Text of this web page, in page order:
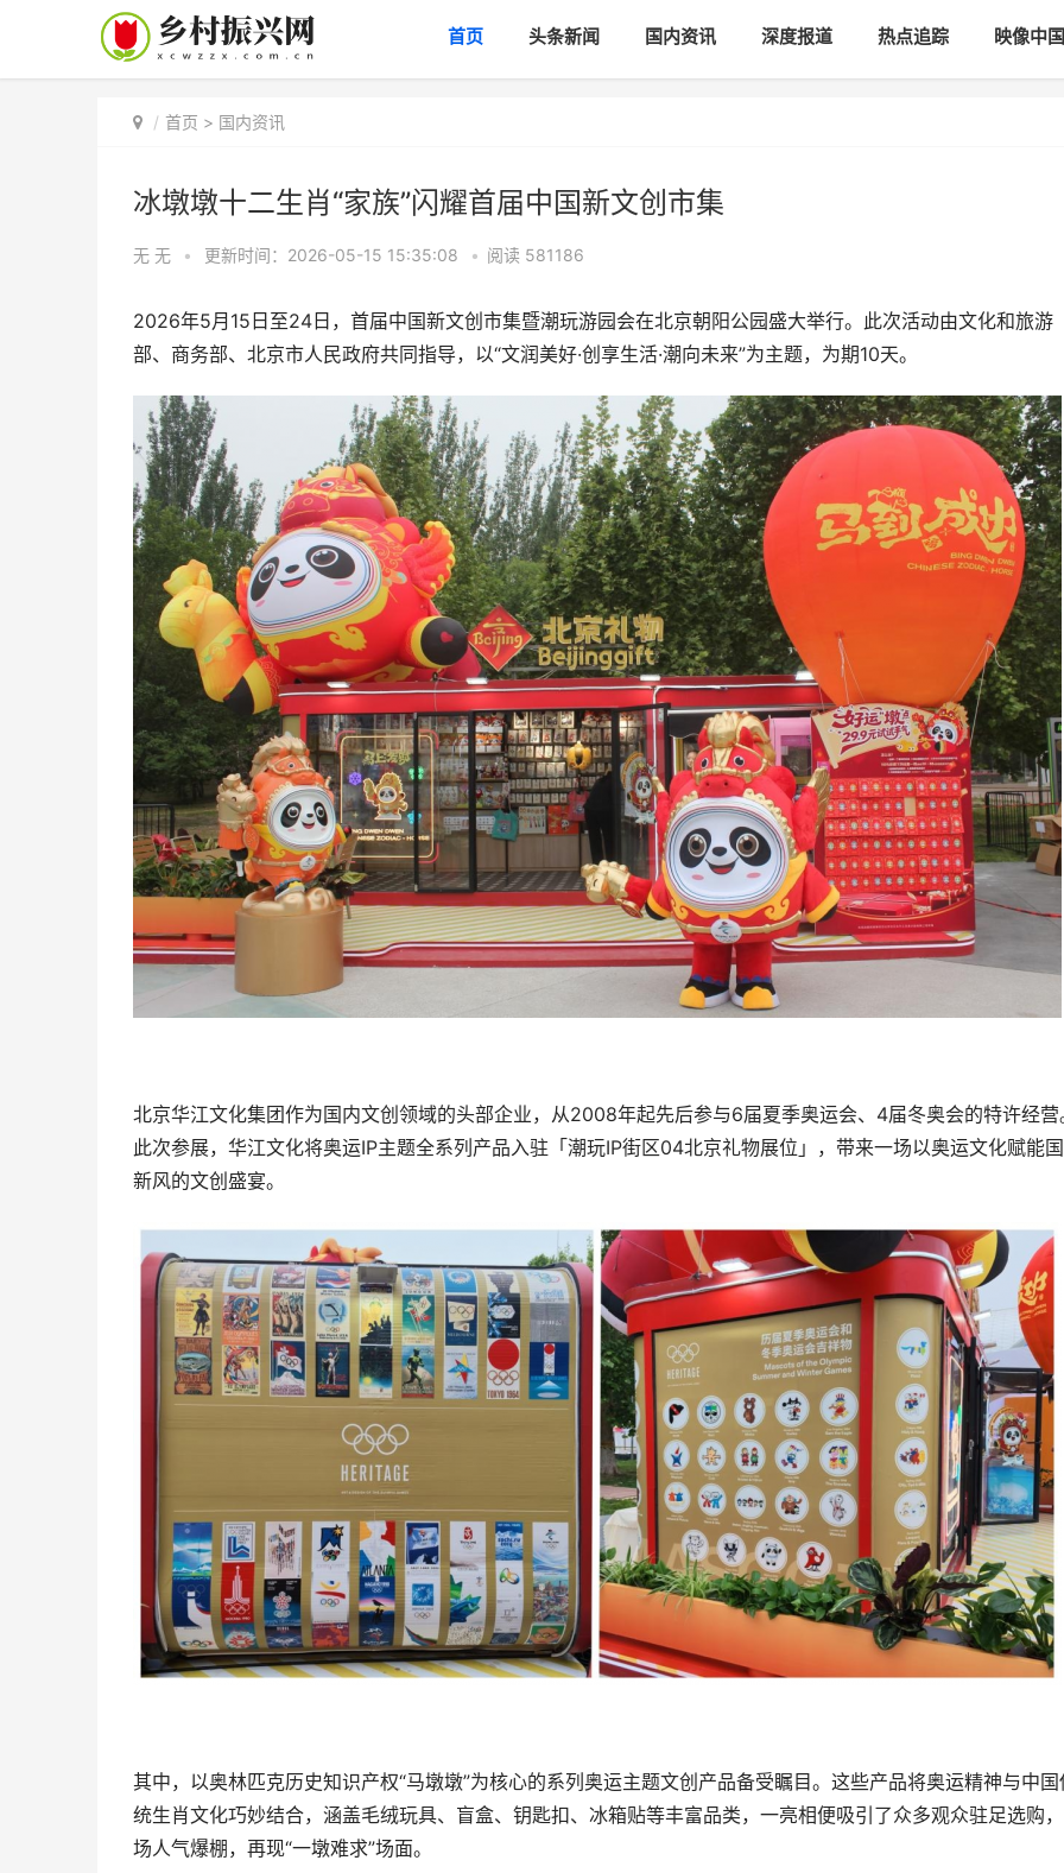
首页 头条新闻 国内资讯 深度报道 热点追踪 映像中国
首页 > 国内资讯
冰墩墩十二生肖“家族”闪耀首届中国新文创市集
无 无 • 更新时间：2026-05-15 15:35:08 • 阅读 581186
2026年5月15日至24日，首届中国新文创市集暨潮玩游园会在北京朝阳公园盛大举行。此次活动由文化和旅游
部、商务部、北京市人民政府共同指导，以“文润美好·创享生活·潮向未来”为主题，为期10天。
北京华江文化集团作为国内文创领域的头部企业，从2008年起先后参与6届夏季奥运会、4届冬奥会的特许经营
此次参展，华江文化将奥运IP主题全系列产品入驻「潮玩IP街区04北京礼物展位」，带来一场以奥运文化赋能
新风的文创盛宴。
其中，以奥林匹克历史知识产权“马墩墩”为核心的系列奥运主题文创产品备受瞩目。这些产品将奥运精神与中国
统生肖文化巧妙结合，涵盖毛绒玩具、盲盒、钥匙扣、冰箱贴等丰富品类，一亮相便吸引了众多观众驻足选购
场人气爆棚，再现“一墩难求”场面。